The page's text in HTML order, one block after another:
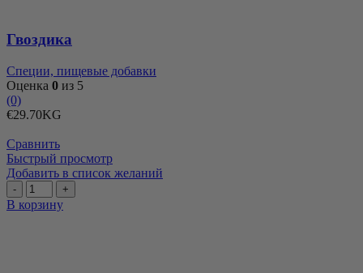
Гвоздика
Специи, пищевые добавки
Оценка 0 из 5
(0)
€29.70KG
Сравнить
Быстрый просмотр
Добавить в список желаний
Количество
товара
Грецкие
В корзину